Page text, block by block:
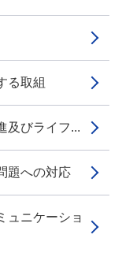
る取組
及びライフ...
題への対応
ニケーショ